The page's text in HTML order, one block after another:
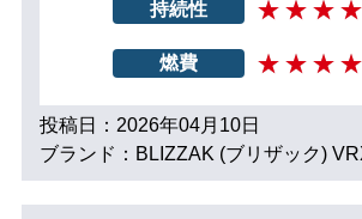
持続性
燃費
投稿日：2026年04月10日
ブランド：BLIZZAK (ブリザック)